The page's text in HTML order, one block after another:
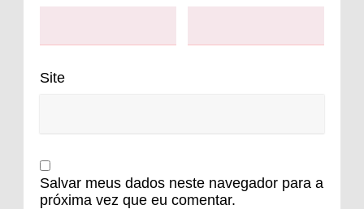
Site
Salvar meus dados neste navegador para a
próxima vez que eu comentar.